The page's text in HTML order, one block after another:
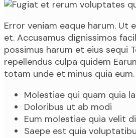
Error veniam eaque harum. Ut
et. Accusamus dignissimos
possimus harum et eius sequi
repellendus culpa quidem
totam unde et minus quia
Molestiae qui quam quia
Doloribus ut ab modi
Eum molestiae quia velit
Saepe est quia